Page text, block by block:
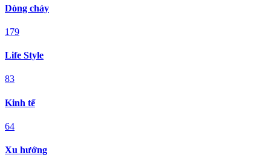
Dòng chảy
179
Life Style
83
Kinh tế
64
Xu hướng